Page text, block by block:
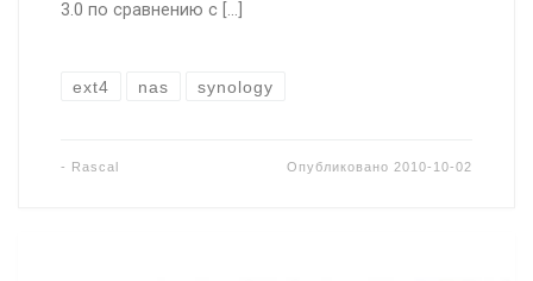
3.0 по сравнению с […]
ext4 nas synology
- Rascal Опубликовано 2010-10-02